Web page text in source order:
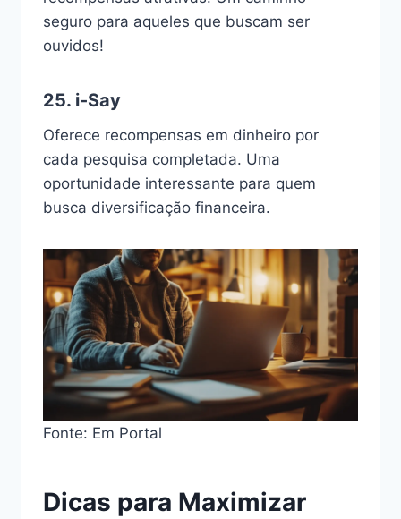
seguro para aqueles que buscam ser
ouvidos!
25. i-Say
Oferece recompensas em dinheiro por
cada pesquisa completada. Uma
oportunidade interessante para quem
busca diversificação financeira.
Fonte: Em Portal
Dicas para Maximizar